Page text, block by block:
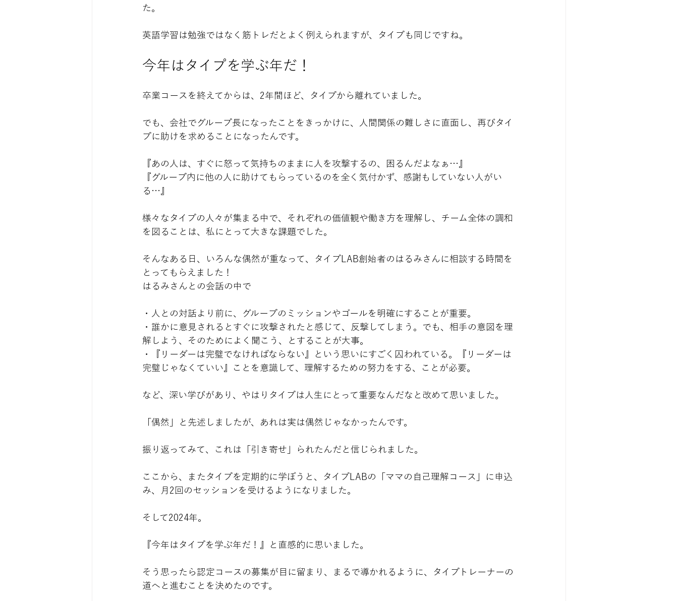
た。
英語学習は勉強ではなく筋トレだとよく例えられますが、タイプも同じですね。
今年はタイプを学ぶ年だ！
卒業コースを終えてからは、2年間ほど、タイプから離れていました。
でも、会社でグループ長になったことをきっかけに、人間関係の難しさに直面し、再びタイ
プに助けを求めることになったんです。
『あの人は、すぐに怒って気持ちのままに人を攻撃するの、困るんだよなぁ…』
『グループ内に他の人に助けてもらっているのを全く気付かず、感謝もしていない人がい
る…』
様々なタイプの人々が集まる中で、それぞれの価値観や働き方を理解し、チーム全体の調和
を図ることは、私にとって大きな課題でした。
そんなある日、いろんな偶然が重なって、タイプLAB創始者のはるみさんに相談する時間を
とってもらえました！
はるみさんとの会話の中で
・人との対話より前に、グループのミッションやゴールを明確にすることが重要。
・誰かに意見されるとすぐに攻撃されたと感じて、反撃してしまう。でも、相手の意図を理
解しよう、そのためによく聞こう、とすることが大事。
・『リーダーは完璧でなければならない』という思いにすごく囚われている。『リーダーは
完璧じゃなくていい』ことを意識して、理解するための努力をする、ことが必要。
など、深い学びがあり、やはりタイプは人生にとって重要なんだなと改めて思いました。
「偶然」と先述しましたが、あれは実は偶然じゃなかったんです。
振り返ってみて、これは「引き寄せ」られたんだと信じられました。
ここから、またタイプを定期的に学ぼうと、タイプLABの「ママの自己理解コース」に申込
み、月2回のセッションを受けるようになりました。
そして2024年。
『今年はタイプを学ぶ年だ！』と直感的に思いました。
そう思ったら認定コースの募集が目に留まり、まるで導かれるように、タイプトレーナーの
道へと進むことを決めたのです。